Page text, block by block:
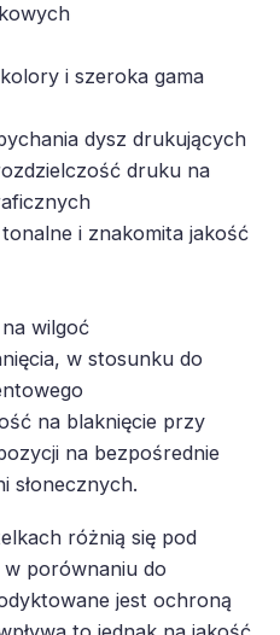
i szeroka gama
dysz drukujących
druku na
i znakomita jakość
wilgoć
w stosunku do
na blaknięcie przy
na bezpośrednie
słonecznych.
różnią się pod
w porównaniu do
jest ochroną